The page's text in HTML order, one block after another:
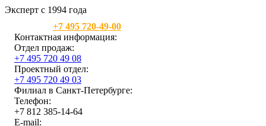
Эксперт с 1994 года
+7 495 720-49-00
Контактная информация:
Отдел продаж:
+7 495 720 49 08
Проектный отдел:
+7 495 720 49 03
Филиал в Санкт-Петербурге:
Телефон:
+7 812 385-14-64
E-mail: